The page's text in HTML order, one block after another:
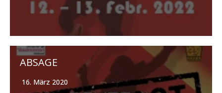
ABSAGE
16. März 2020